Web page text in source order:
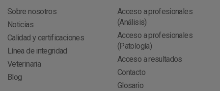
Sobre nosotros
Noticias
Calidad y certificaciones
Línea de integridad
Veterinaria
Blog
Acceso a profesionales
(Análisis)
Acceso a profesionales
(Patología)
Acceso a resultados
Contacto
Glosario